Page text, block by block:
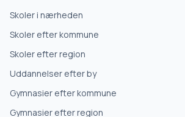
Skoler i nærheden
Skoler efter kommune
Skoler efter region
Uddannelser efter by
Gymnasier efter kommune
Gymnasier efter region